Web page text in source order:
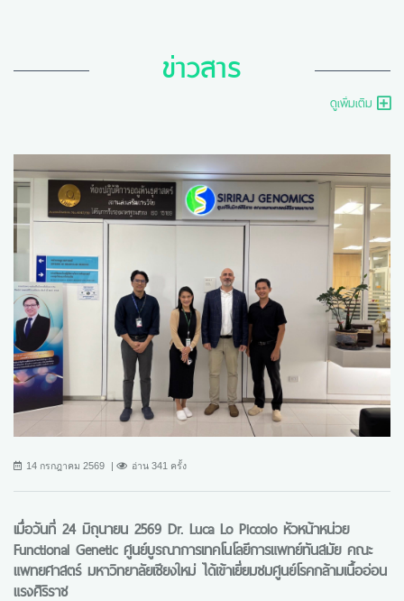
ข่าวสาร
ดูเพิ่มเติม
14 กรกฎาคม 2569 อ่าน 341 ครั้ง
เมื่อวันที่ 24 มิถุนายน 2569 Dr. Luca Lo Piccolo หัวหน้าหน่วย
Functional Genetic ศูนย์บูรณาการเทคโนโลยีการแพทย์ทันสมัย คณะ
แพทยศาสตร์ มหาวิทยาลัยเชียงใหม่ ได้เข้าเยี่ยมชมศูนย์โรคกล้ามเนื้ออ่อน
แรงศิริราช